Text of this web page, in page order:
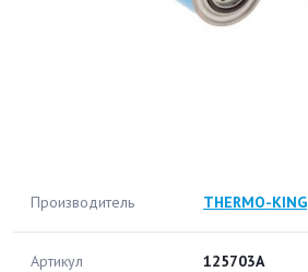
Производитель THERMO-KING
Артикул 125703A